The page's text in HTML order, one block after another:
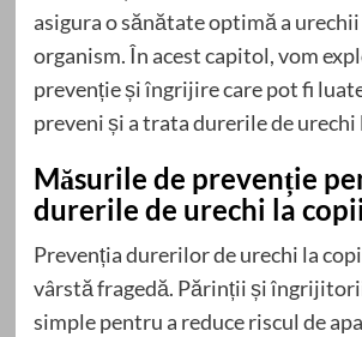
asigura o sănătate optimă a
organism. În acest capitol, vom
prevenție și îngrijire care pot fi
preveni și a trata durerile de urechi
Măsurile de prevenție
durerile de urechi la copii
Prevenția durerilor de urechi la
vârstă fragedă. Părinții și
simple pentru a reduce riscul de